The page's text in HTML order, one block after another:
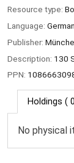
Resource type:
Language: German
Publisher:
Description: 130
PPN:
Holdings (
No physical